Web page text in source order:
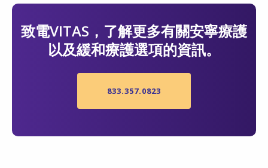
致電VITAS，了解更多有關安寧療護
以及緩和療護選項的資訊。
833.357.0823